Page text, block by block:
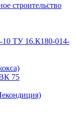
строительство
ТУ 16.К180-014-
75